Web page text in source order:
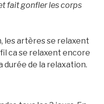
fait gonfler les corps
les artères se relaxent
ca se relaxent encore
durée de la relaxation.